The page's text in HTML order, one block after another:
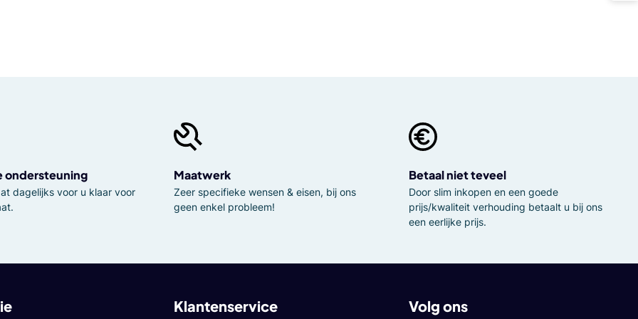
ondersteuning
dagelijks voor u klaar voor
Maatwerk
Zeer specifieke wensen & eisen, bij ons
geen enkel probleem!
Betaal niet teveel
Door slim inkopen en een goede
prijs/kwaliteit verhouding betaalt u bij ons
een eerlijke prijs.
Klantenservice Volg ons